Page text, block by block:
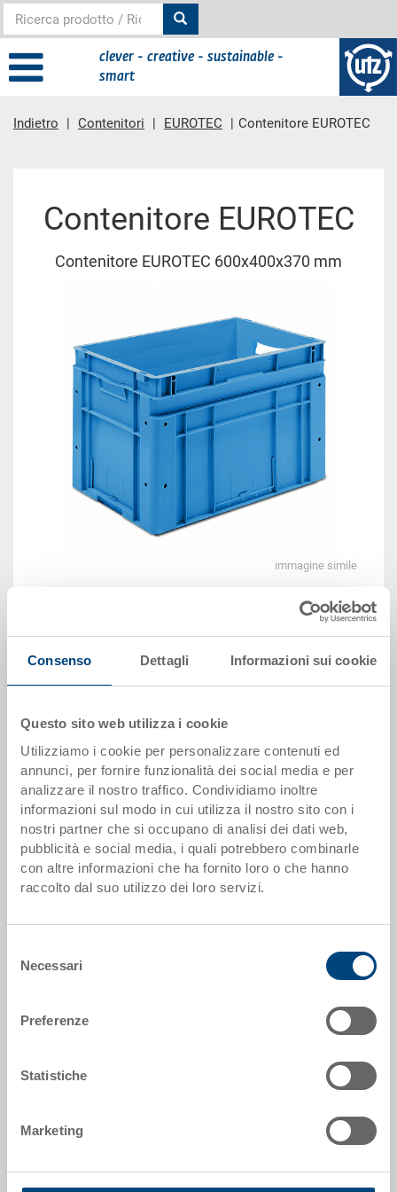
Consenso Dettagli Informazioni sui cookie
Questo sito web utilizza i cookie
Utilizziamo i cookie per personalizzare contenuti ed
annunci, per fornire funzionalità dei social media e per
analizzare il nostro traffico. Condividiamo inoltre
informazioni sul modo in cui utilizza il nostro sito con i
nostri partner che si occupano di analisi dei dati web,
pubblicità e social media, i quali potrebbero combinarle
con altre informazioni che ha fornito loro o che hanno
raccolto dal suo utilizzo dei loro servizi.
delNecessari
Preferenze
Statistiche
Marketing
clever - creative - sustainable -
smart
Indietro Contenitori EUROTEC Contenitore EUROTEC
Contenitore EUROTEC
Contenitore EUROTEC 600x400x370 mm
immagine simile
Disponbilità: su richiesta
Il prodotto non può essere ordinato online:
Dati articolo
Codice
5-6437N-4.5070.0101
Dimensioni esterne:
RAL 5012 |